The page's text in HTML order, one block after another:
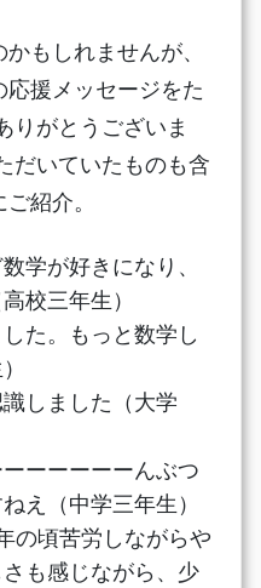
もしれませんが、
援メッセージをた
りがとうございま
だいていたものも含
紹介。
学が好きになり、
校三年生）
た。もっと数学し
しました（大学
ーーーーーんぶつ
え（中学三年生）
の頃苦労しながらや
も感じながら、少